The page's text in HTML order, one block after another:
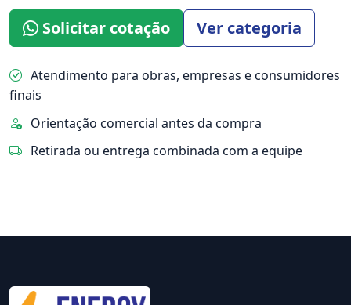
Solicitar cotação Ver categoria
Atendimento para obras, empresas e consumidores
finais
Orientação comercial antes da compra
Retirada ou entrega combinada com a equipe